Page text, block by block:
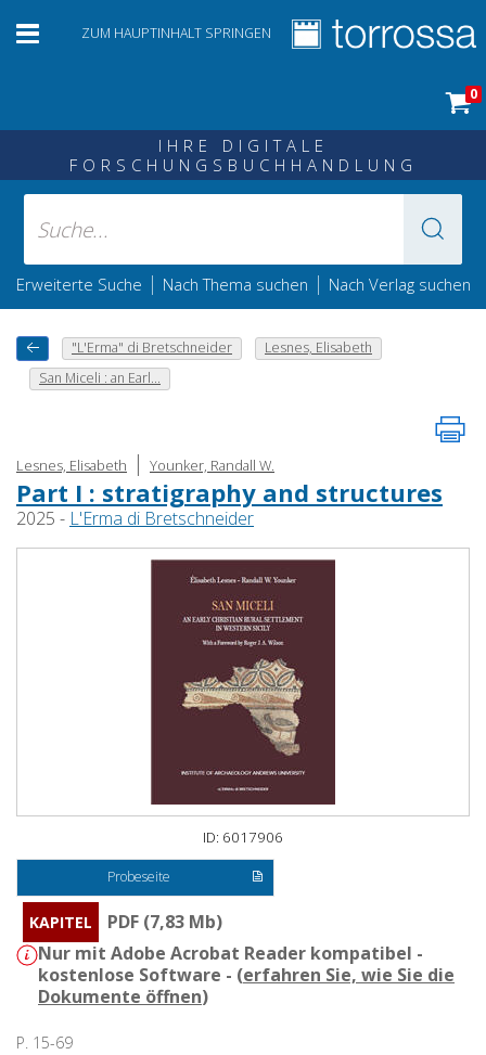
ZUM HAUPTINHALT SPRINGEN
0
IHRE DIGITALE
FORSCHUNGSBUCHHANDLUNG
Erweiterte Suche | Nach Thema suchen | Nach Verlag suchen
"L'Erma" di Bretschneider
Lesnes, Elisabeth
San Miceli : an Earl...
Lesnes, Elisabeth | Younker, Randall W.
Part I : stratigraphy and structures
2025 - L'Erma di Bretschneider
ID: 6017906
Probeseite
KAPITEL
PDF (7,83 Mb)
Nur mit Adobe Acrobat Reader kompatibel -
kostenlose Software - (erfahren Sie, wie Sie die
Dokumente öffnen)
P. 15-69